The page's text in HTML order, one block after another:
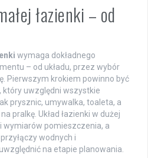
łazienki – od
wymaga dokładnego
– od układu, przez wybór
Pierwszym krokiem powinno być
, który uwzględni wszystkie
prysznic, umywalka, toaleta, a
pralkę. Układ łazienki w dużej
wymiarów pomieszczenia, a
wodnych i
na etapie planowania.